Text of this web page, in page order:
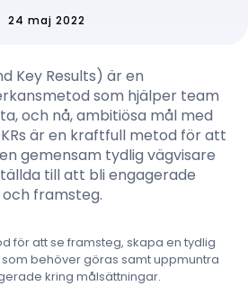
sälj
24 maj 2022
Key Results) är en
som hjälper team
och nå, ambitiösa mål med
är en kraftfull metod för att
gemensam tydlig vägvisare
till att bli engagerade
framsteg.
för att se framsteg, skapa en tydlig
behöver göras samt uppmuntra
kring målsättningar.